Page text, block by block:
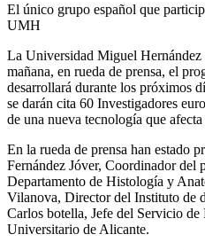
El único grupo español que
UMH
La Universidad Miguel Hernández
mañana, en rueda de prensa, el
desarrollará durante los próximos
se darán cita 60 Investigadores
de una nueva tecnología que
En la rueda de prensa han estado
Fernández Jóver, Coordinador del
Departamento de Histología y
Vilanova, Director del Instituto de
Carlos botella, Jefe del Servicio
Universitario de Alicante.